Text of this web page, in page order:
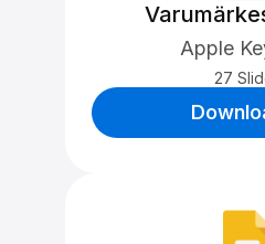
Apple
27